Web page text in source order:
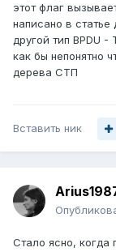
этот флаг
написано в статье
другой тип BPDU
как бы непонятно
дерева СТП
Вставить ник
Стало ясно, когда